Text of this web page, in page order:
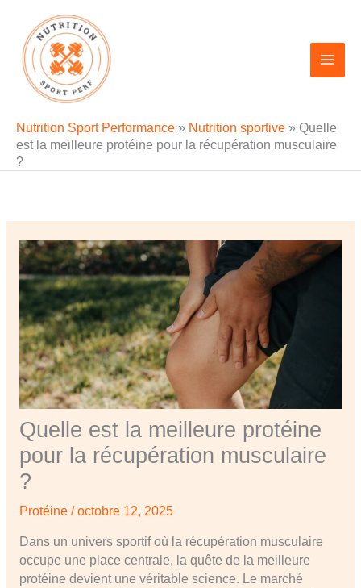
contenu
Nutrition Sport Performance » Nutrition sportive » Quelle
est la meilleure protéine pour la récupération musculaire
?
Quelle est la meilleure protéine
pour la récupération musculaire
?
Protéine/octobre 12, 2025
Dans un univers sportif où la récupération musculaire
occupe une place centrale, la quête de la meilleure
protéine devient une véritable science. Le marché